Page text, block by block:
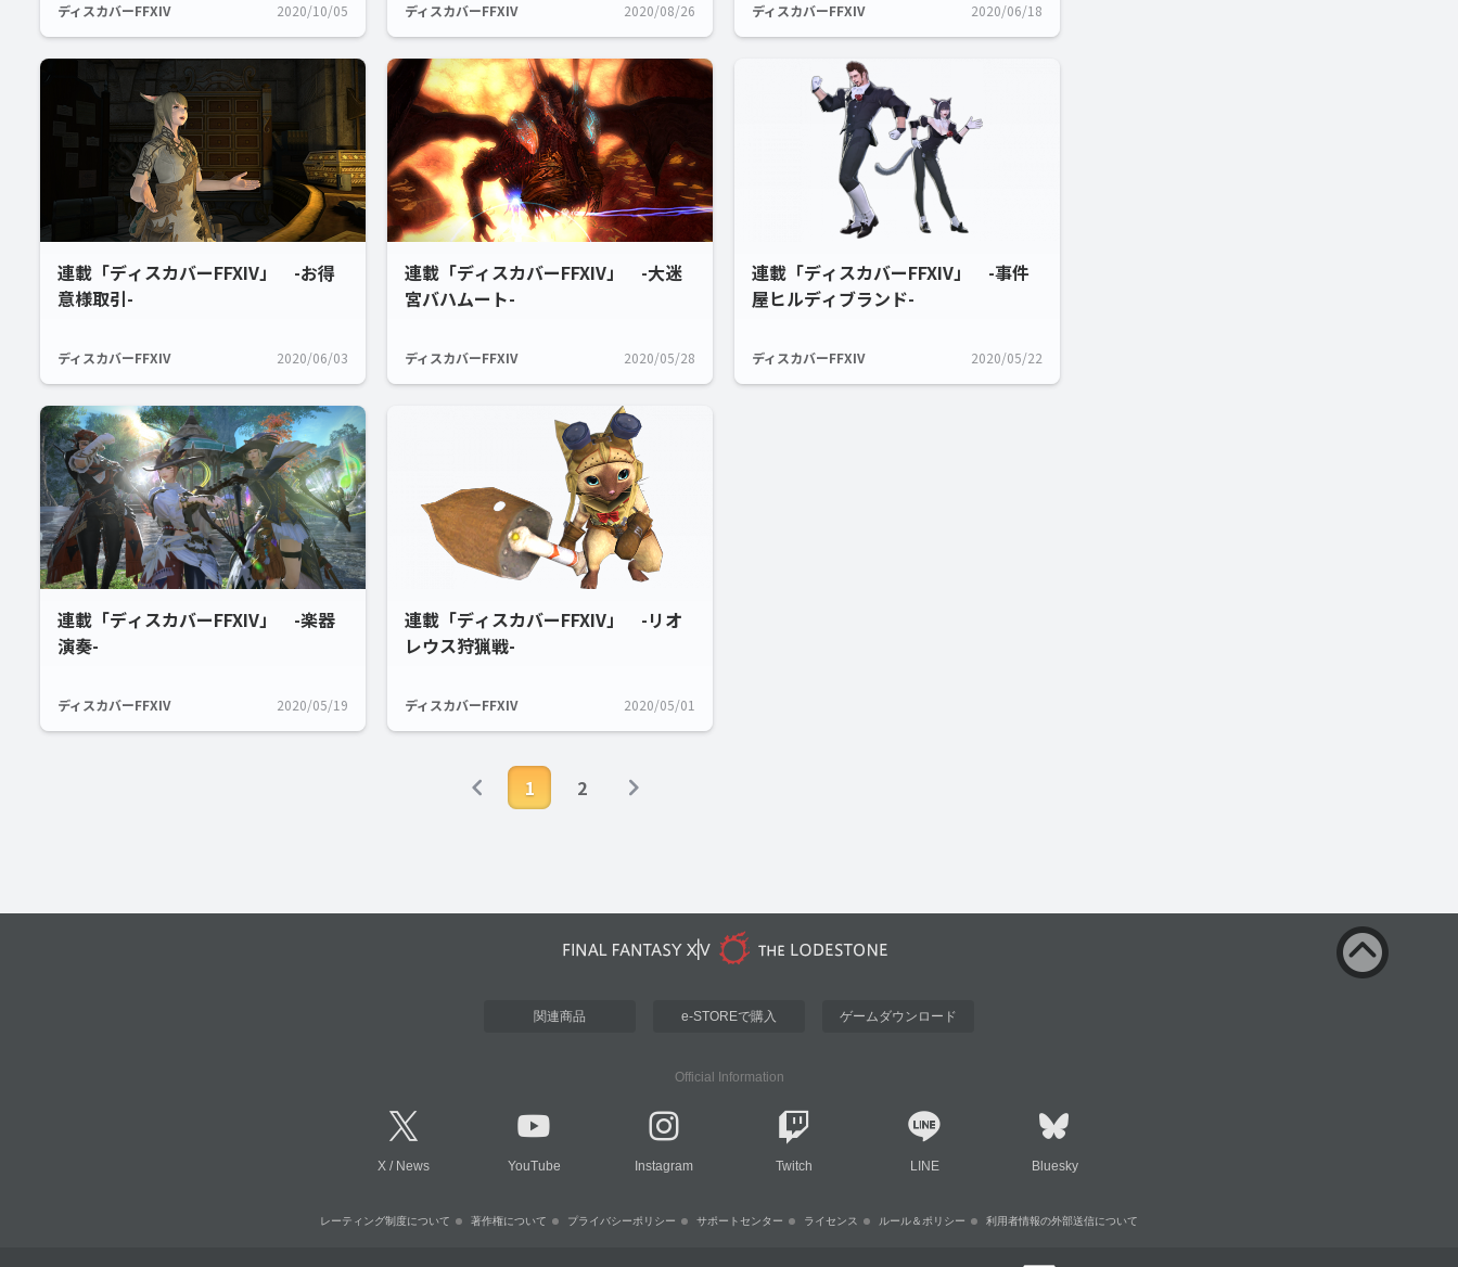
ディスカバーFFXIV 2020/10/05 ディスカバーFFXIV 2020/08/26 ディスカバーFFXIV 2020/06/18
連載「ディスカバーFFXIV」 -お得
意様取引-
ディスカバーFFXIV 2020/06/03
連載「ディスカバーFFXIV」 -大迷
宮バハムート-
ディスカバーFFXIV 2020/05/28
連載「ディスカバーFFXIV」 -事件
屋ヒルディブランド-
ディスカバーFFXIV 2020/05/22
連載「ディスカバーFFXIV」 -楽器
演奏-
ディスカバーFFXIV 2020/05/19
連載「ディスカバーFFXIV」 -リオ
レウス狩猟戦-
ディスカバーFFXIV 2020/05/01
1 2
関連商品 e-STOREで購入 ゲームダウンロード
Official Information
X / News YouTube Instagram Twitch LINE Bluesky
レーティング制度について 著作権について プライバシーポリシー サポートセンター ライセンス ルール＆ポリシー 利用者情報の外部送信について